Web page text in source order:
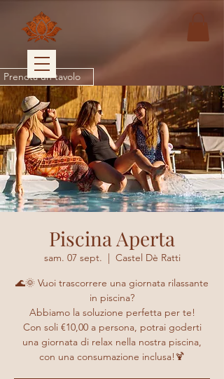
Piscina Aperta
sam. 07 sept.
  |
Castel Dè Ratti
🌊🌞 Vuoi trascorrere una giornata rilassante
in piscina?
Abbiamo la soluzione perfetta per te!
Con soli €10,00 a persona, potrai goderti
una giornata di relax nella nostra piscina,
con una consumazione inclusa!🍹
Prenota un tavolo